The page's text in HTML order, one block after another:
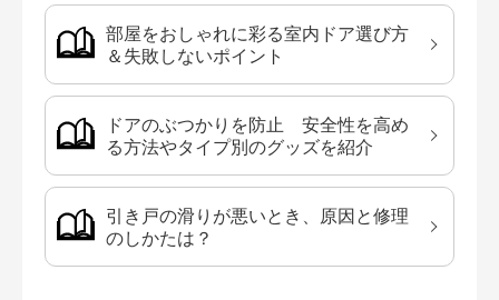
部屋をおしゃれに彩る室内ドア選び方
＆失敗しないポイント
ドアのぶつかりを防止 安全性を高め
る方法やタイプ別のグッズを紹介
引き戸の滑りが悪いとき、原因と修理
のしかたは？